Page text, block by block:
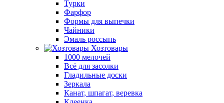
Турки
Фарфор
Формы для выпечки
Чайники
Эмаль россыпь
Хозтовары
1000 мелочей
Всё для засолки
Гладильные доски
Зеркала
Канат, шпагат, веревка